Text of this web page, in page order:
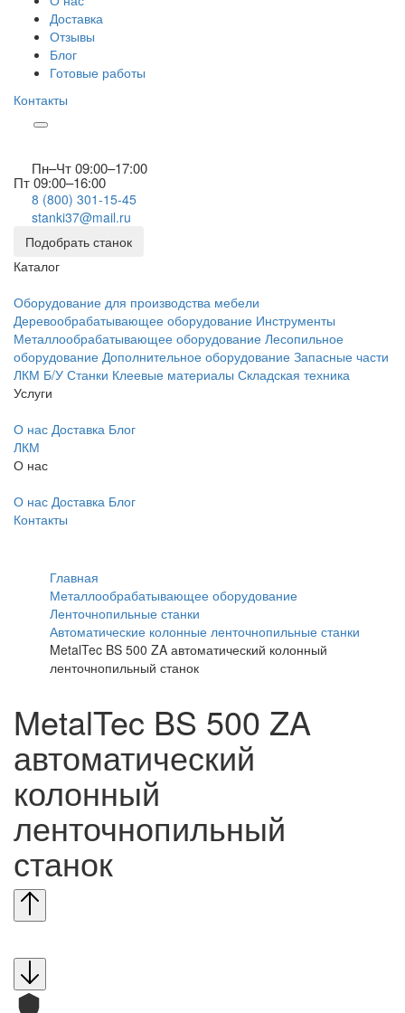
Доставка
Отзывы
Блог
Готовые работы
Контакты
Пн–Чт 09:00–17:00
Пт 09:00–16:00
8 (800) 301-15-45
stanki37@mail.ru
Подобрать станок
Каталог
Оборудование для производства мебели
Деревообрабатывающее оборудование Инструменты
Металлообрабатывающее оборудование Лесопильное
оборудование Дополнительное оборудование Запасные части
ЛКМ Б/У Станки Клеевые материалы Складская техника
Услуги
О нас Доставка Блог
ЛКМ
О нас
О нас Доставка Блог
Контакты
Главная
Металлообрабатывающее оборудование
Ленточнопильные станки
Автоматические колонные ленточнопильные станки
MetalTec BS 500 ZA автоматический колонный
ленточнопильный станок
MetalTec BS 500 ZA
автоматический
колонный
ленточнопильный
станок